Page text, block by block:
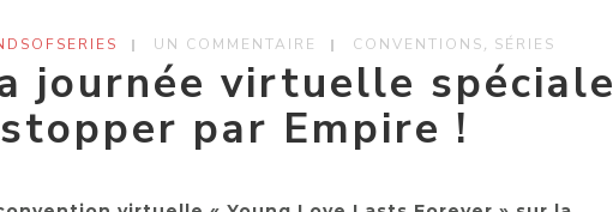
UN COMMENTAIRE CONVENTIONS, SÉRIES
journée virtuelle spéciale
par Empire !